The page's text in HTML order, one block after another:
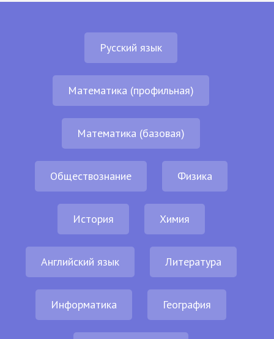
Русский язык
Математика (профильная)
Математика (базовая)
Обществознание Физика
История Химия
Английский язык Литература
Информатика География